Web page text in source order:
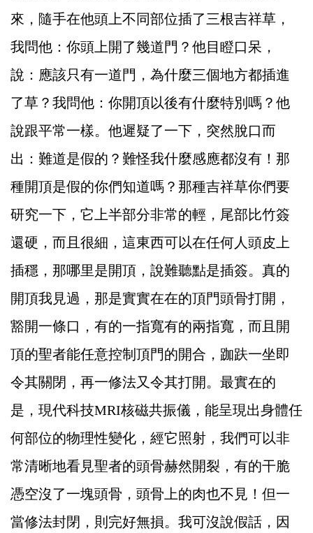
來，隨手在他頭上不同部位插了三根吉祥草，
我問他：你頭上開了幾道門？他目瞪口呆，
說：應該只有一道門，為什麼三個地方都插進
了草？我問他：你開頂以後有什麼特別嗎？他
說跟平常一樣。他遲疑了一下，突然脫口而
出：難道是假的？難怪我什麼感應都沒有！那
種開頂是假的你們知道嗎？那種吉祥草你們要
研究一下，它上半部分非常的輕，尾部比竹簽
還硬，而且很細，這東西可以在任何人頭皮上
插穩，那哪里是開頂，說難聽點是插簽。真的
開頂我見過，那是實實在在的頂門頭骨打開，
豁開一條口，有的一指寬有的兩指寬，而且開
頂的聖者能任意控制頂門的開合，跏趺一坐即
令其關閉，再一修法又令其打開。最實在的
是，現代科技MRI核磁共振儀，能呈現出身體任
何部位的物理性變化，經它照射，我們可以非
常清晰地看見聖者的頭骨赫然開裂，有的干脆
憑空沒了一塊頭骨，頭骨上的肉也不見！但一
當修法封閉，則完好無損。我可沒說假話，因